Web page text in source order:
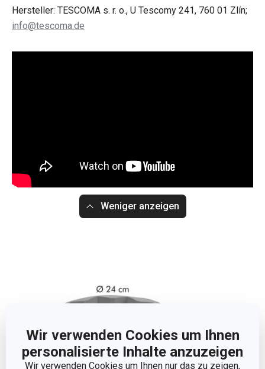
Wir verwenden Cookies um Ihnen
personalisierte Inhalte anzuzeigen
Wir verwenden Cookies um Ihnen nur das zu zeigen,
Hersteller: TESCOMA s. r. o., U Tescomy 241, 760 01 Zlín;
info@tescoma.de
Weniger anzeigen